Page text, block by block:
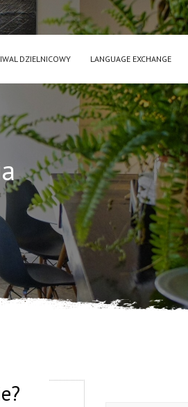
DZIELNICOWY LANGUAGE EXCHANGE